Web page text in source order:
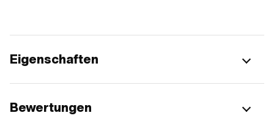
Eigenschaften
Bewertungen